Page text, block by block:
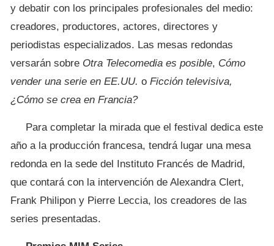
y debatir con los principales profesionales del medio:
creadores, productores, actores, directores y
periodistas especializados. Las mesas redondas
versarán sobre Otra Telecomedia es posible, Cómo
vender una serie en EE.UU. o Ficción televisiva,
¿Cómo se crea en Francia?
Para completar la mirada que el festival dedica este
año a la producción francesa, tendrá lugar una mesa
redonda en la sede del Instituto Francés de Madrid,
que contará con la intervención de Alexandra Clert,
Frank Philipon y Pierre Leccia, los creadores de las
series presentadas.